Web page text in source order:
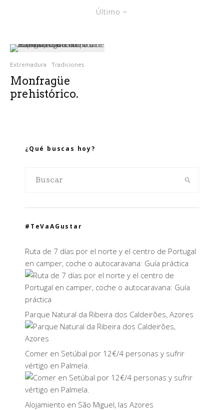
Último
Extremadura Tradiciones
Monfragüe
prehistórico.
¿Qué buscas hoy?
#TeVaAGustar
Ruta de 7 días por el norte y el centro de Portugal
en camper, coche o autocaravana: Guía práctica
Parque Natural da Ribeira dos Caldeirões, Azores
Comer en Setúbal por 12€/4 personas y sufrir
vértigo en Palmela.
Alojamiento en São Miguel, las Azores